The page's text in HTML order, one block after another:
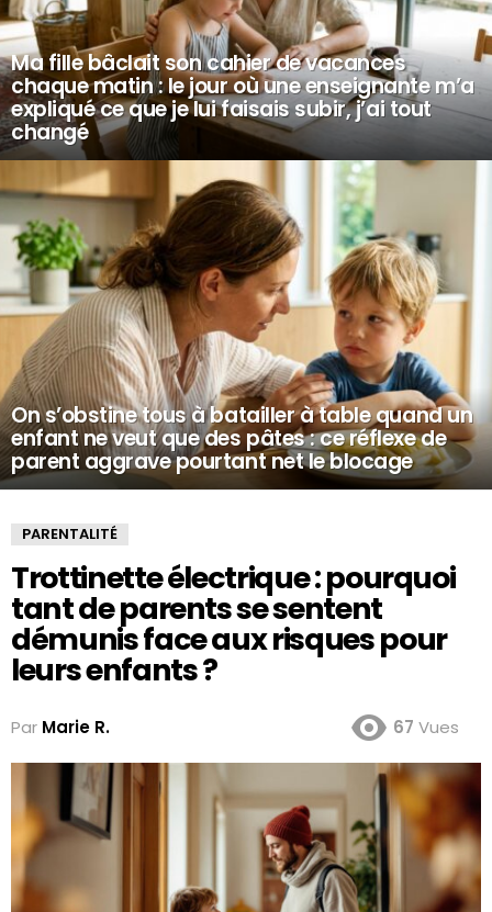
Ma fille bâclait son cahier de vacances
chaque matin : le jour où une enseignante m’a
expliqué ce que je lui faisais subir, j’ai tout
changé
On s’obstine tous à batailler à table quand un
enfant ne veut que des pâtes : ce réflexe de
parent aggrave pourtant net le blocage
PARENTALITÉ
Trottinette électrique : pourquoi
tant de parents se sentent
démunis face aux risques pour
leurs enfants ?
Par Marie R. 67 Vues